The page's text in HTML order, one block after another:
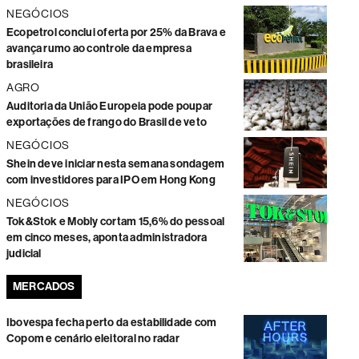
NEGÓCIOS
Ecopetrol conclui oferta por 25% da Brava e
avança rumo ao controle da empresa
brasileira
AGRO
Auditoria da União Europeia pode poupar
exportações de frango do Brasil de veto
NEGÓCIOS
Shein deve iniciar nesta semana sondagem
com investidores para IPO em Hong Kong
NEGÓCIOS
Tok&Stok e Mobly cortam 15,6% do pessoal
em cinco meses, aponta administradora
judicial
MERCADOS
Ibovespa fecha perto da estabilidade com
Copom e cenário eleitoral no radar